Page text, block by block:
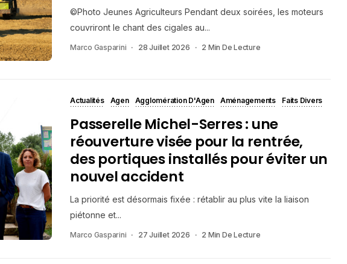
©Photo Jeunes Agriculteurs Pendant deux soirées, les moteurs
couvriront le chant des cigales au...
Marco Gasparini 28 Juillet 2026 2 Min De Lecture
Actualités Agen Agglomération D'Agen Aménagements Faits Divers
Passerelle Michel-Serres : une
réouverture visée pour la rentrée,
des portiques installés pour éviter un
nouvel accident
La priorité est désormais fixée : rétablir au plus vite la liaison
piétonne et...
Marco Gasparini 27 Juillet 2026 2 Min De Lecture